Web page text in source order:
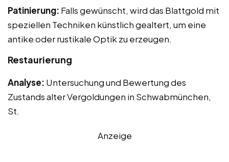
Patinierung: Falls gewünscht, wird das Blattgold mit
speziellen Techniken künstlich gealtert, um eine
antike oder rustikale Optik zu erzeugen.
Restaurierung
Analyse: Untersuchung und Bewertung des
Zustands alter Vergoldungen in Schwabmünchen,
St.
Anzeige